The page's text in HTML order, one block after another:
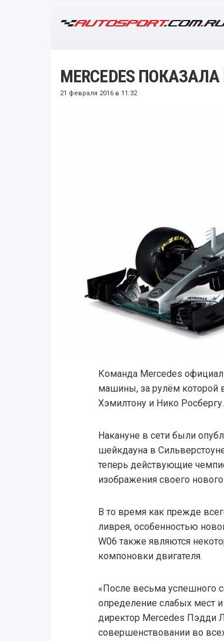
MERCEDES
21 февраля 2016 в 11:32
Команда Mercedes
машины, за рулём которой
Хэмилтону и Нико Росбергу.
Накануне в сети были
шейкдауна в
теперь действующие
изображения своего
В то время как прежде
ливрея, особенностью
W06 также являются
компоновки двигателя.
«После весьма успешного
определение слабых мест и
директор Mercedes Пэдди
совершенствовании во